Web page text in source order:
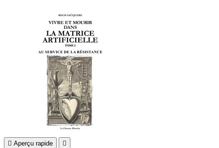
 Aperçu rapide 